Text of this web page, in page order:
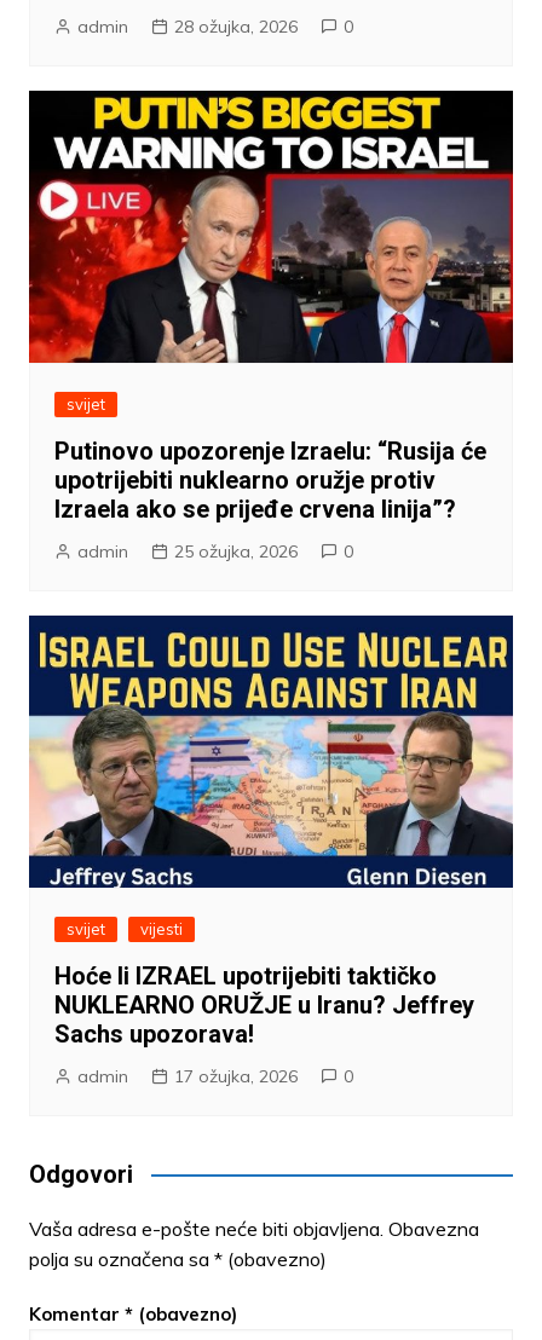
admin 28 ožujka, 2026 0
svijet
Putinovo upozorenje Izraelu: “Rusija će
upotrijebiti nuklearno oružje protiv
Izraela ako se prijeđe crvena linija”?
admin 25 ožujka, 2026 0
svijet vijesti
Hoće li IZRAEL upotrijebiti taktičko
NUKLEARNO ORUŽJE u Iranu? Jeffrey
Sachs upozorava!
admin 17 ožujka, 2026 0
Odgovori
Vaša adresa e-pošte neće biti objavljena. Obavezna
polja su označena sa * (obavezno)
Komentar * (obavezno)